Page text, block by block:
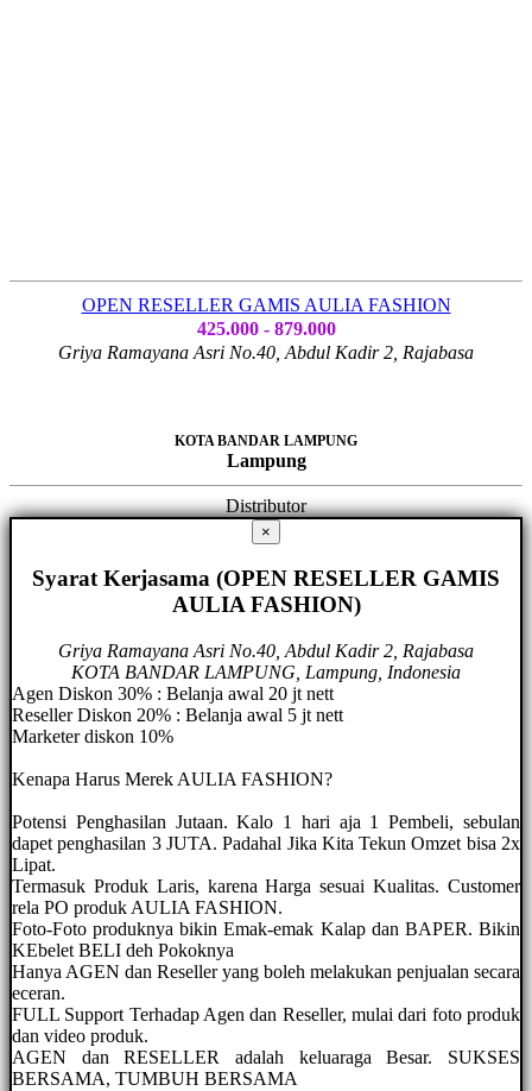
OPEN RESELLER GAMIS AULIA FASHION
425.000 - 879.000
Griya Ramayana Asri No.40, Abdul Kadir 2, Rajabasa
KOTA BANDAR LAMPUNG
Lampung
Distributor
×
Syarat Kerjasama (OPEN RESELLER GAMIS
AULIA FASHION)
Griya Ramayana Asri No.40, Abdul Kadir 2, Rajabasa
KOTA BANDAR LAMPUNG, Lampung, Indonesia
Agen Diskon 30% : Belanja awal 20 jt nett
Reseller Diskon 20% : Belanja awal 5 jt nett
Marketer diskon 10%
Kenapa Harus Merek AULIA FASHION?
Potensi Penghasilan Jutaan. Kalo 1 hari aja 1 Pembeli, sebulan
dapet penghasilan 3 JUTA. Padahal Jika Kita Tekun Omzet bisa 2x
Lipat.
Termasuk Produk Laris, karena Harga sesuai Kualitas. Customer
rela PO produk AULIA FASHION.
Foto-Foto produknya bikin Emak-emak Kalap dan BAPER. Bikin
KEbelet BELI deh Pokoknya
Hanya AGEN dan Reseller yang boleh melakukan penjualan secara
eceran.
FULL Support Terhadap Agen dan Reseller, mulai dari foto produk
dan video produk.
AGEN dan RESELLER adalah keluaraga Besar. SUKSES
BERSAMA, TUMBUH BERSAMA